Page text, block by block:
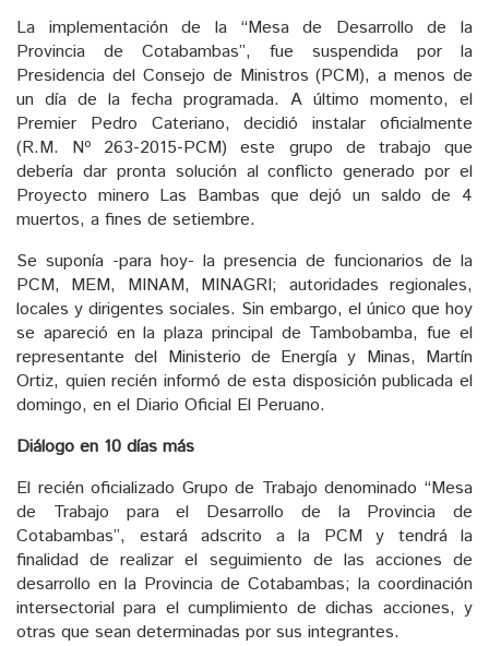
La implementación de la “Mesa de Desarrollo de la
Provincia de Cotabambas”, fue suspendida por la
Presidencia del Consejo de Ministros (PCM), a menos de
un día de la fecha programada. A último momento, el
Premier Pedro Cateriano, decidió instalar oficialmente
(R.M. Nº 263-2015-PCM) este grupo de trabajo que
debería dar pronta solución al conflicto generado por el
Proyecto minero Las Bambas que dejó un saldo de 4
muertos, a fines de setiembre.
Se suponía -para hoy- la presencia de funcionarios de la
PCM, MEM, MINAM, MINAGRI; autoridades regionales,
locales y dirigentes sociales. Sin embargo, el único que hoy
se apareció en la plaza principal de Tambobamba, fue el
representante del Ministerio de Energía y Minas, Martín
Ortiz, quien recién informó de esta disposición publicada el
domingo, en el Diario Oficial El Peruano.
Diálogo en 10 días más
El recién oficializado Grupo de Trabajo denominado “Mesa
de Trabajo para el Desarrollo de la Provincia de
Cotabambas”, estará adscrito a la PCM y tendrá la
finalidad de realizar el seguimiento de las acciones de
desarrollo en la Provincia de Cotabambas; la coordinación
intersectorial para el cumplimiento de dichas acciones, y
otras que sean determinadas por sus integrantes.